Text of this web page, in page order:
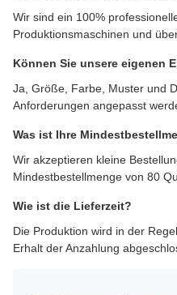
Wir sind ein 100%
Produktionsmaschinen und
Können Sie unsere eigenen
Ja, Größe, Farbe, Muster und
Anforderungen angepasst
Was ist Ihre
Wir akzeptieren kleine
Mindestbestellmenge von 80
Wie ist die Lieferzeit?
Die Produktion wird in der
Erhalt der Anzahlung